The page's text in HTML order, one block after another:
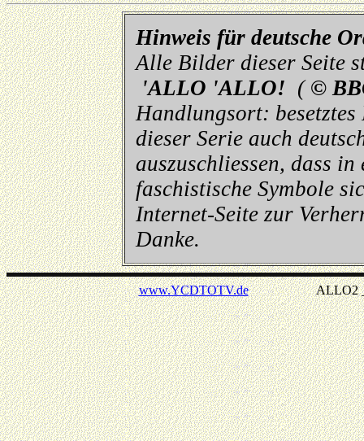
Hinweis für deutsche
Alle Bilder dieser Seite
'ALLO 'ALLO! ( ©
Handlungsort:
dieser Serie auch
auszuschliessen, dass in
faschistische Symbole
Internet-Seite zur
Danke.
www.YCDTOTV.deALLO2 _